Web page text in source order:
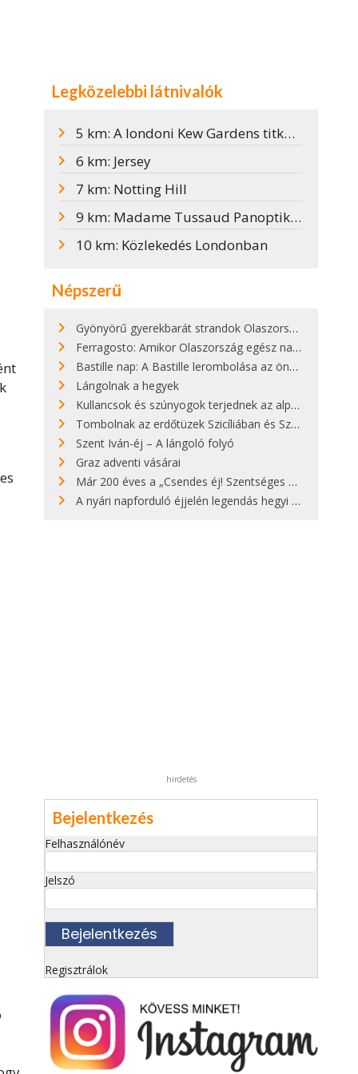
Legközelebbi látnivalók
5 km: A londoni Kew Gardens titkos királyi kertje
6 km: Jersey
7 km: Notting Hill
9 km: Madame Tussaud Panoptikuma
10 km: Közlekedés Londonban
Népszerű
Gyönyörű gyerekbarát strandok Olaszországban - megmutatjuk a 15 legjobbat
Ferragosto: Amikor Olaszország egész nap nyaral
Bastille nap: A Bastille lerombolása az önkényuralom végét jelentette
Lángolnak a hegyek
Kullancsok és szúnyogok terjednek az alpesi legelőkön
Tombolnak az erdőtüzek Szicíliában és Szardínián
Szent Iván-éj – A lángoló folyó
Graz adventi vásárai
Már 200 éves a „Csendes éj! Szentséges éj!”
A nyári napforduló éjjelén legendás hegyi tüzek világítják meg Zugspitzét
hirdetés
Bejelentkezés
Felhasználónév
Jelszó
Regisztrálok